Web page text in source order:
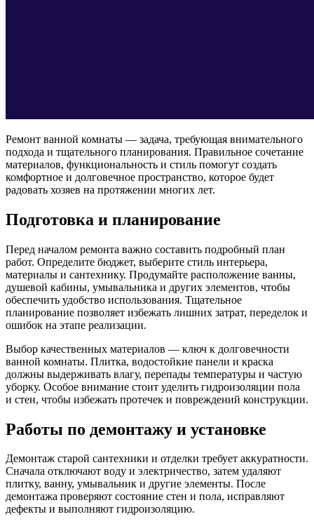
Ремонт ванной комнаты — задача, требующая внимательного
подхода и тщательного планирования. Правильное сочетание
материалов, функциональность и стиль помогут создать
комфортное и долговечное пространство, которое будет
радовать хозяев на протяжении многих лет.
Подготовка и планирование
Перед началом ремонта важно составить подробный план
работ. Определите бюджет, выберите стиль интерьера,
материалы и сантехнику. Продумайте расположение ванны,
душевой кабины, умывальника и других элементов, чтобы
обеспечить удобство использования. Тщательное
планирование позволяет избежать лишних затрат, переделок и
ошибок на этапе реализации.
Выбор качественных материалов — ключ к долговечности
ванной комнаты. Плитка, водостойкие панели и краска
должны выдерживать влагу, перепады температуры и частую
уборку. Особое внимание стоит уделить гидроизоляции пола
и стен, чтобы избежать протечек и повреждений конструкции.
Работы по демонтажу и установке
Демонтаж старой сантехники и отделки требует аккуратности.
Сначала отключают воду и электричество, затем удаляют
плитку, ванну, умывальник и другие элементы. После
демонтажа проверяют состояние стен и пола, исправляют
дефекты и выполняют гидроизоляцию.